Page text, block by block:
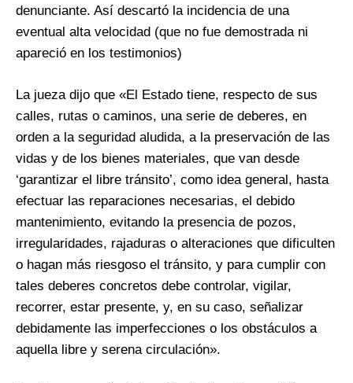
denunciante. Así descartó la incidencia de una
eventual alta velocidad (que no fue demostrada ni
apareció en los testimonios)
La jueza dijo que «El Estado tiene, respecto de sus
calles, rutas o caminos, una serie de deberes, en
orden a la seguridad aludida, a la preservación de las
vidas y de los bienes materiales, que van desde
‘garantizar el libre tránsito’, como idea general, hasta
efectuar las reparaciones necesarias, el debido
mantenimiento, evitando la presencia de pozos,
irregularidades, rajaduras o alteraciones que dificulten
o hagan más riesgoso el tránsito, y para cumplir con
tales deberes concretos debe controlar, vigilar,
recorrer, estar presente, y, en su caso, señalizar
debidamente las imperfecciones o los obstáculos a
aquella libre y serena circulación».